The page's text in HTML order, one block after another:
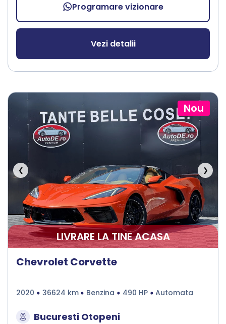
Programare vizionare
Vezi detalii
Nou
❮ ❯
LIVRARE LA TINE ACASA
Chevrolet Corvette
2020 36624 km Benzina 490 HP Automata
Bucuresti Otopeni